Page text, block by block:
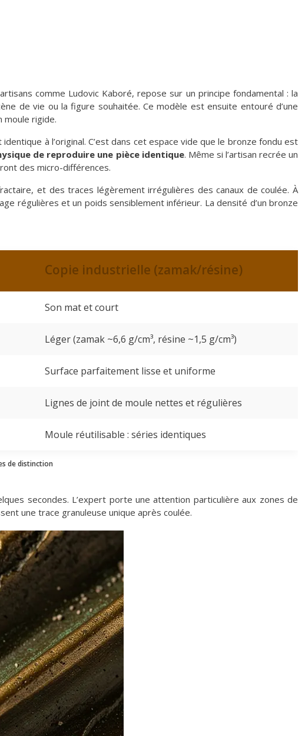
comme Ludovic Kaboré, repose sur un principe fondamental : la
de vie ou la figure souhaitée. Ce modèle est ensuite entouré d’une
rigide.
à l’original. C’est dans cet espace vide que le bronze fondu est
de reproduire une pièce identique. Même si l’artisan recrée un
des micro-différences.
et des traces légèrement irrégulières des canaux de coulée. À
régulières et un poids sensiblement inférieur. La densité d’un bronze
de distinction
Copie industrielle (zamak/résine)
Son mat et court
Léger (zamak ~6,6 g/cm³, résine ~1,5 g/cm³)
Surface parfaitement lisse et uniforme
Lignes de joint de moule nettes et régulières
Moule réutilisable : séries identiques
secondes. L’expert porte une attention particulière aux zones de
une trace granuleuse unique après coulée.